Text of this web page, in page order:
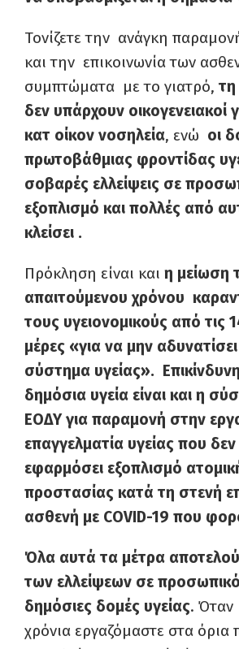
Τονίζετε την ανάγκη
και την επικοινωνία των
συμπτώματα με το γιατρό,τη
δεν υπάρχουν οικογενειακοί
κατ οίκον νοσηλεία, ενώ οι
πρωτοβάθμιας φροντίδας
σοβαρές ελλείψεις σε
εξοπλισμό και πολλές από
κλείσει .
Πρόκληση είναι και η μείωση
απαιτούμενου χρόνου
τους υγειονομικούς από τις
μέρες «για να μην
σύστημα υγείας».
δημόσια υγεία είναι και η
ΕΟΔΥ για παραμονή στην
επαγγελματία υγείας που δεν
εφαρμόσει εξοπλισμό
προστασίας κατά τη στενή
ασθενή με COVID-19 που
Όλα αυτά τα μέτρα
των ελλείψεων σε
δημόσιες δομές υγείας. Όταν
χρόνια εργαζόμαστε στα όρια